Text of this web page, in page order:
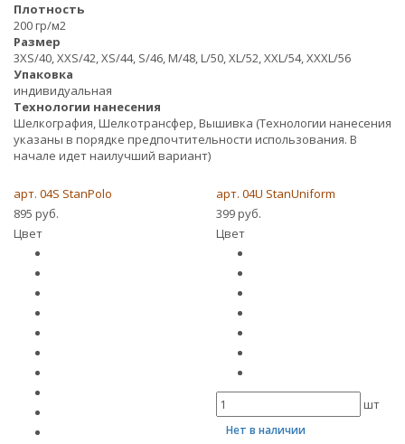
Плотность
200 гр/м2
Размер
3XS/40, XXS/42, XS/44, S/46, M/48, L/50, XL/52, XXL/54, XXXL/56
Упаковка
индивидуальная
Технологии нанесения
Шелкография, Шелкотрансфер, Вышивка (Технологии нанесения
указаны в порядке предпочтительности использования. В
начале идет наилучший вариант)
арт. 04S StanPolo
895 руб.
Цвет
арт. 04U StanUniform
399 руб.
Цвет
шт
Нет в наличии